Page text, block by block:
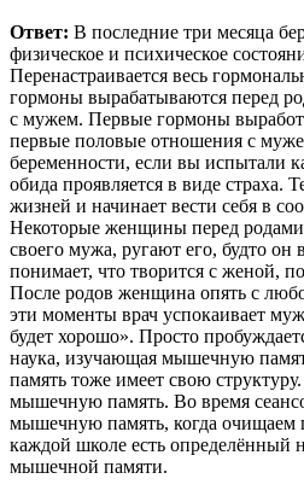
Ответ: В последние три месяца
физическое и психическое
Перенастраивается весь
гормоны вырабатываются перед
с мужем. Первые гормоны
первые половые отношения с
беременности, если вы испытали
обида проявляется в виде
жизней и начинает вести себя в
Некоторые женщины перед
своего мужа, ругают его, будто
понимает, что творится с женой,
После родов женщина опять с
эти моменты врач успокаивает
будет хорошо». Просто
наука, изучающая мышечную
память тоже имеет свою
мышечную память. Во время
мышечную память, когда очищаем
каждой школе есть определённый
мышечной памяти.